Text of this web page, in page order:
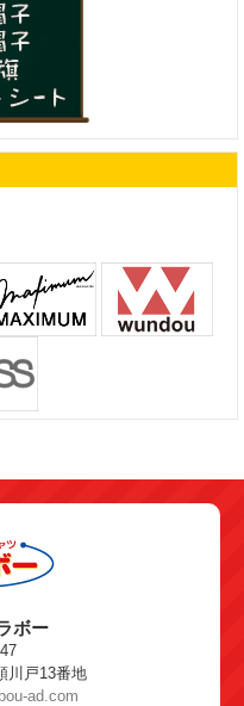
ボー
川戸13番地
ad.com